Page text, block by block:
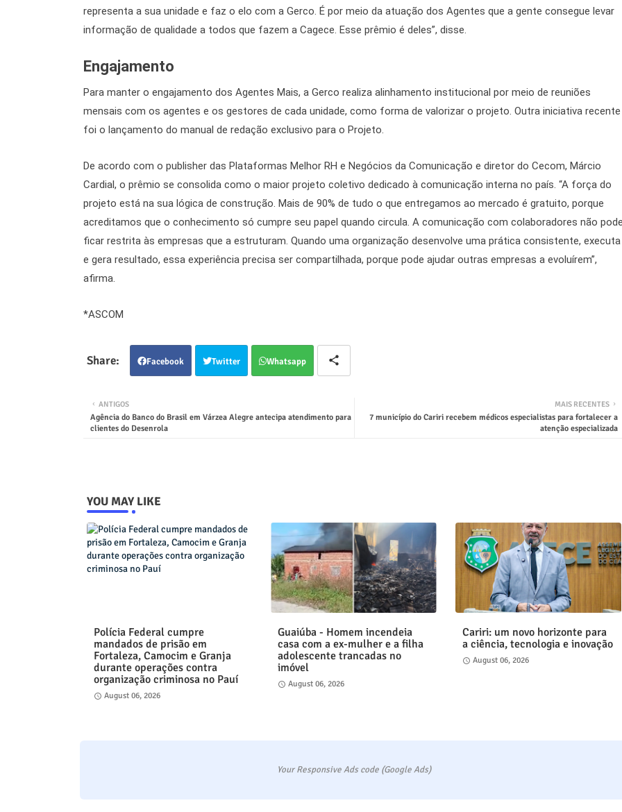
representa a sua unidade e faz o elo com a Gerco. É por meio da atuação dos Agentes que a gente consegue levar
informação de qualidade a todos que fazem a Cagece. Esse prêmio é deles”, disse.
Engajamento
Para manter o engajamento dos Agentes Mais, a Gerco realiza alinhamento institucional por meio de reuniões
mensais com os agentes e os gestores de cada unidade, como forma de valorizar o projeto. Outra iniciativa recente
foi o lançamento do manual de redação exclusivo para o Projeto.
De acordo com o publisher das Plataformas Melhor RH e Negócios da Comunicação e diretor do Cecom, Márcio
Cardial, o prêmio se consolida como o maior projeto coletivo dedicado à comunicação interna no país. “A força do
projeto está na sua lógica de construção. Mais de 90% de tudo o que entregamos ao mercado é gratuito, porque
acreditamos que o conhecimento só cumpre seu papel quando circula. A comunicação com colaboradores não
ficar restrita às empresas que a estruturam. Quando uma organização desenvolve uma prática consistente, executa
e gera resultado, essa experiência precisa ser compartilhada, porque pode ajudar outras empresas a evoluírem”,
afirma.
*ASCOM
Facebook Twitter Whatsapp
MAIS RECENTES
7 município do Cariri recebem médicos especialistas para fortalecer a
atenção especializada
ANTIGOS
Agência do Banco do Brasil em Várzea Alegre antecipa atendimento para
clientes do Desenrola
YOU MAY LIKE
Polícia Federal cumpre
mandados de prisão em
Fortaleza, Camocim e Granja
durante operações contra
organização criminosa no Pauí
August 06, 2026
Guaiúba - Homem incendeia
casa com a ex-mulher e a filha
adolescente trancadas no
imóvel
August 06, 2026
Cariri: um novo horizonte para
a ciência, tecnologia e inovação
August 06, 2026
Your Responsive Ads code (Google Ads)